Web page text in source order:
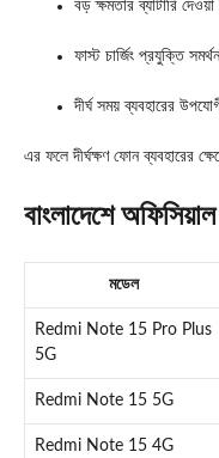
বড় ক্ষমতার ব্যাটারি
ফাস্ট চার্জিং প্রযুক্তি
দীর্ঘ সময় ব্যবহারের
এর ফলে দীর্ঘক্ষণ ফোন ব্যবহারের
বাংলাদেশে
মডেল
Redmi Note 15 Pro Plus
5G
Redmi Note 15 5G
Redmi Note 15 4G